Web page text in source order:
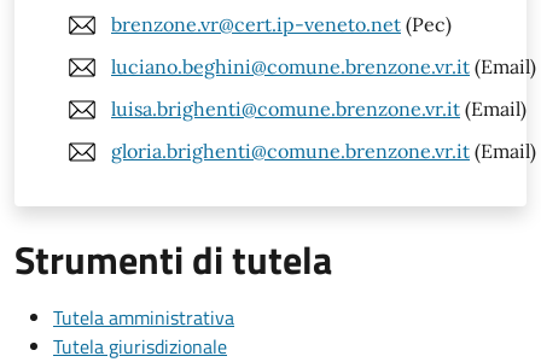
brenzone.vr@cert.ip-veneto.net (Pec)
luciano.beghini@comune.brenzone.vr.it (Email)
luisa.brighenti@comune.brenzone.vr.it (Email)
gloria.brighenti@comune.brenzone.vr.it (Email)
Strumenti di tutela
Tutela amministrativa
Tutela giurisdizionale